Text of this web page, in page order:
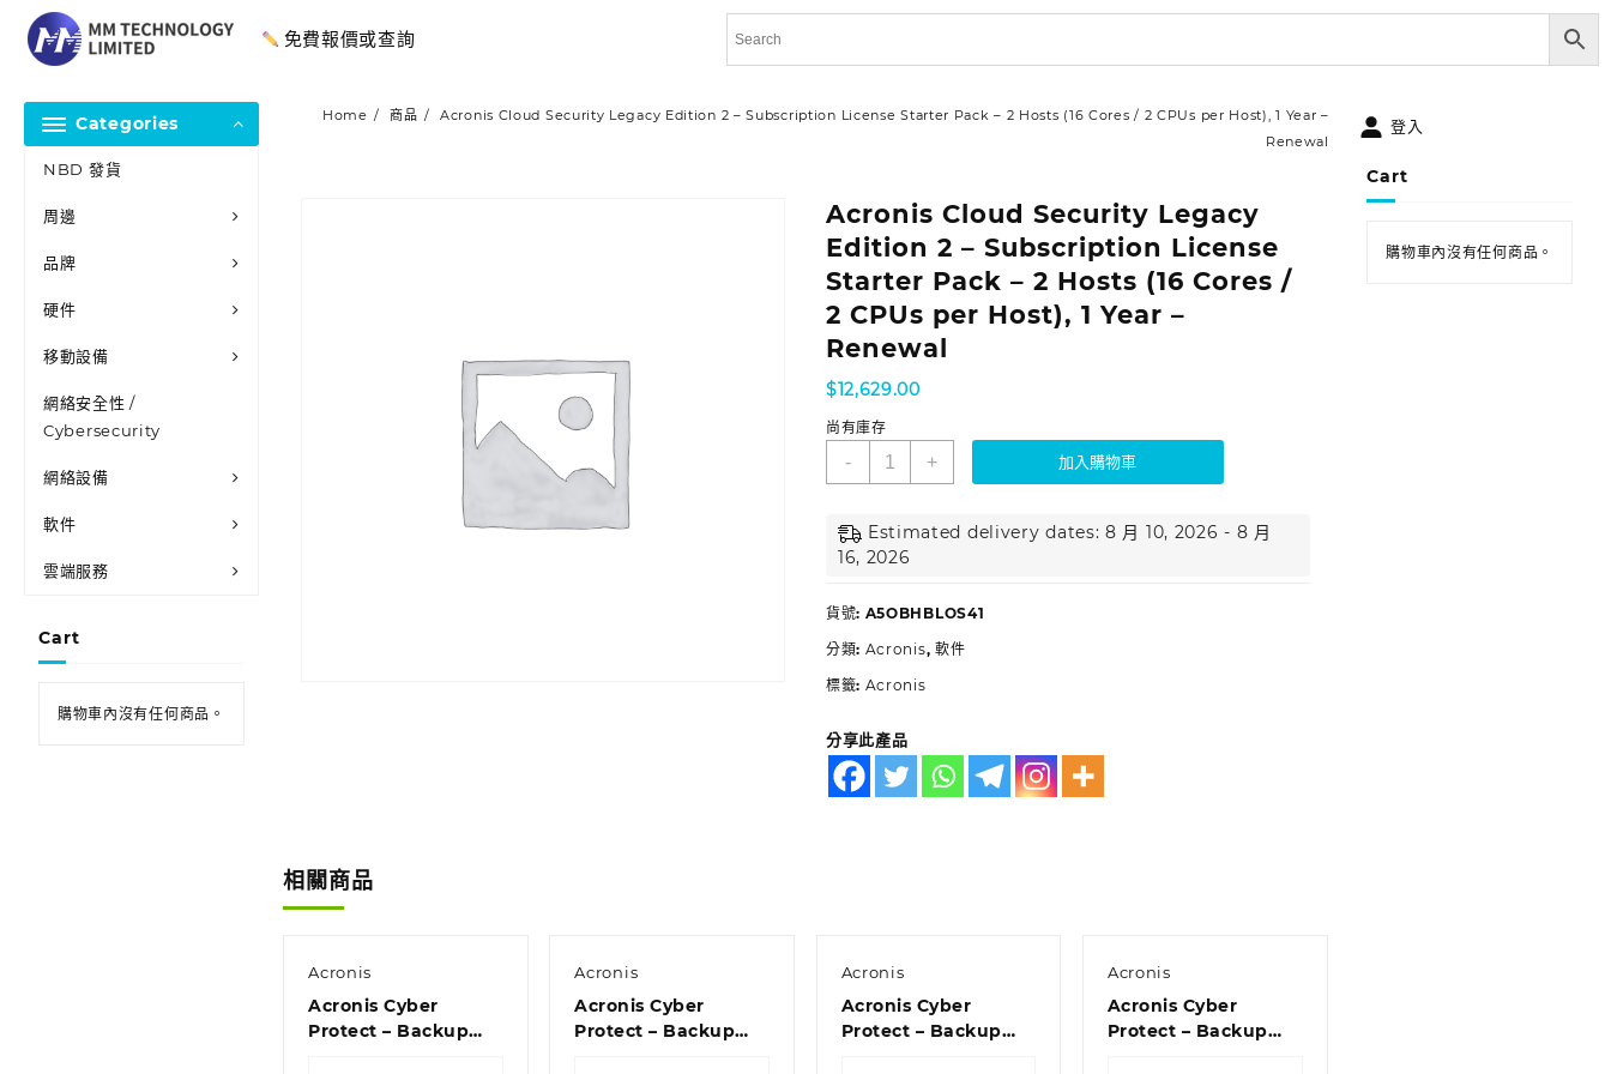
免費報價或查詢
Categories
NBD 發貨
周邊
品牌
硬件
移動設備
網絡安全性 /
Cybersecurity
網絡設備
軟件
雲端服務
Cart
購物車內沒有任何商品。
Home 商品
Acronis Cloud Security Legacy Edition 2 – Subscription License Starter Pack – 2 Hosts (16 Cores / 2 CPUs per Host), 1 Year –
Renewal
Acronis Cloud Security Legacy
Edition 2 – Subscription License
Starter Pack – 2 Hosts (16 Cores /
2 CPUs per Host), 1 Year –
Renewal
$12,629.00
尚有庫存
- + 加入購物車
Estimated delivery dates: 8 月 10, 2026 - 8 月
16, 2026
貨號: A5OBHBLOS41
分類: Acronis, 軟件
標籤: Acronis
分享此產品
相關商品
Acronis
Acronis Cyber
Protect – Backup
Acronis
Acronis Cyber
Protect – Backup
Acronis
Acronis Cyber
Protect – Backup
Acronis
Acronis Cyber
Protect – Backup
登入
Cart
購物車內沒有任何商品。